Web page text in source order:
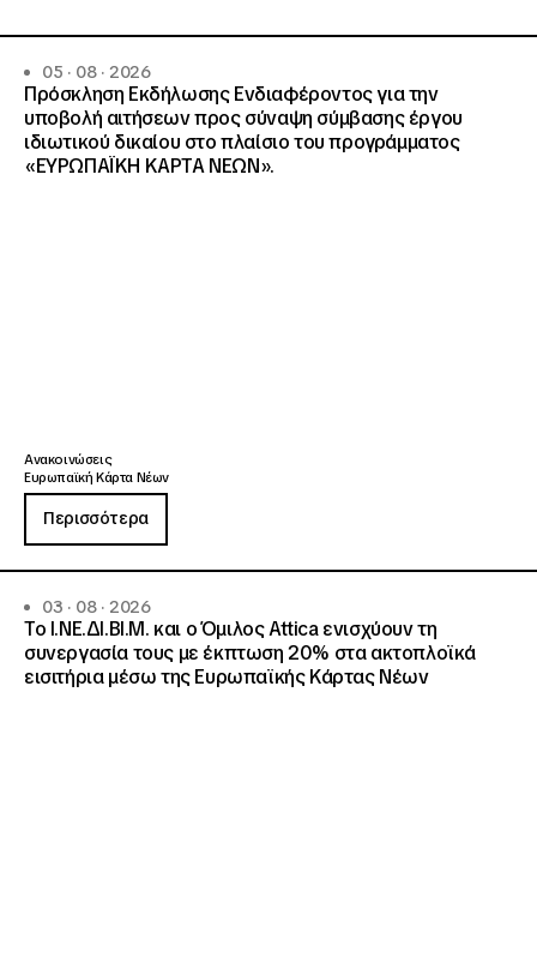
05 · 08 · 2026
Πρόσκληση Εκδήλωσης Ενδιαφέροντος για την
υποβολή αιτήσεων προς σύναψη σύμβασης έργου
ιδιωτικού δικαίου στο πλαίσιο του προγράμματος
«ΕΥΡΩΠΑΪΚΗ ΚΑΡΤΑ ΝΕΩΝ».
Ανακοινώσεις
Ευρωπαϊκή Κάρτα Νέων
Περισσότερα
03 · 08 · 2026
Το Ι.ΝΕ.ΔΙ.ΒΙ.Μ. και o Όμιλος Attica ενισχύουν τη
συνεργασία τους με έκπτωση 20% στα ακτοπλοϊκά
εισιτήρια μέσω της Ευρωπαϊκής Κάρτας Νέων